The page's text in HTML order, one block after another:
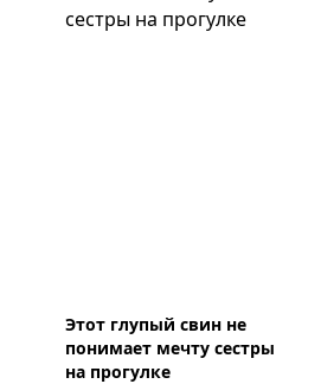
Этот глупый свин не
понимает мечту сестры
на прогулке